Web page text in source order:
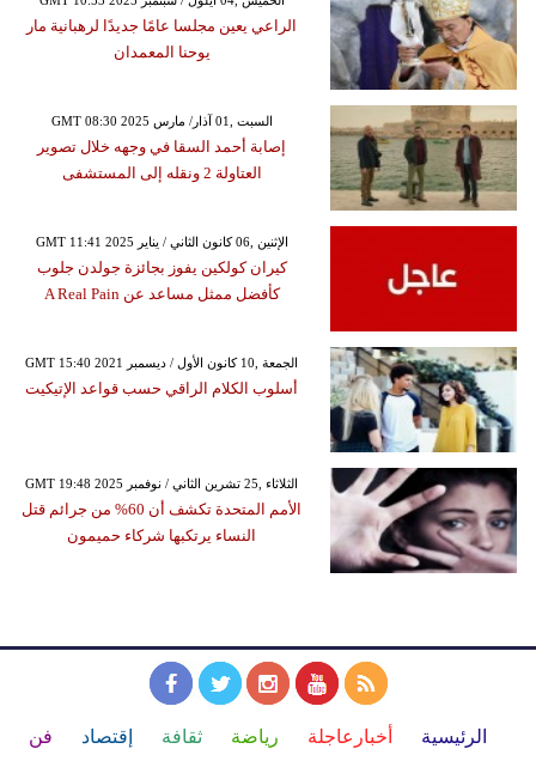
الراعي يعين مجلسا عامًا جديدًا لرهبانية مار
يوحنا المعمدان
GMT 08:30 2025 السبت ,01 آذار/ مارس
إصابة أحمد السقا في وجهه خلال تصوير
العتاولة 2 ونقله إلى المستشفى
GMT 11:41 2025 الإثنين ,06 كانون الثاني / يناير
كيران كولكين يفوز بجائزة جولدن جلوب
كأفضل ممثل مساعد عن A Real Pain
GMT 15:40 2021 الجمعة ,10 كانون الأول / ديسمبر
أسلوب الكلام الراقي حسب قواعد الإتيكيت
GMT 19:48 2025 الثلاثاء ,25 تشرين الثاني / نوفمبر
الأمم المتحدة تكشف أن 60% من جرائم قتل
النساء يرتكبها شركاء حميمون
الرئيسية أخبارعاجلة رياضة ثقافة إقتصاد فن